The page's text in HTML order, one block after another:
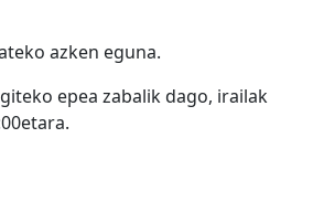
azken eguna.
epea zabalik dago, irailak